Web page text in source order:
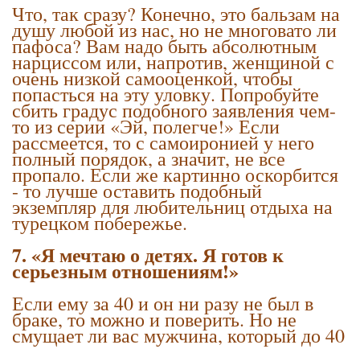
Что, так сразу? Конечно, это бальзам на
душу любой из нас, но не многовато ли
пафоса? Вам надо быть абсолютным
нарциссом или, напротив, женщиной с
очень низкой самооценкой, чтобы
попасться на эту уловку. Попробуйте
сбить градус подобного заявления чем-
то из серии «Эй, полегче!» Если
рассмеется, то с самоиронией у него
полный порядок, а значит, не все
пропало. Если же картинно оскорбится
- то лучше оставить подобный
экземпляр для любительниц отдыха на
турецком побережье.
7. «Я мечтаю о детях. Я готов к
серьезным отношениям!»
Если ему за 40 и он ни разу не был в
браке, то можно и поверить. Но не
смущает ли вас мужчина, который до 40